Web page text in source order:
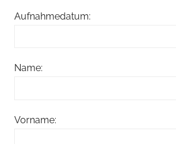
Aufnahmedatum:
Name:
Vorname: